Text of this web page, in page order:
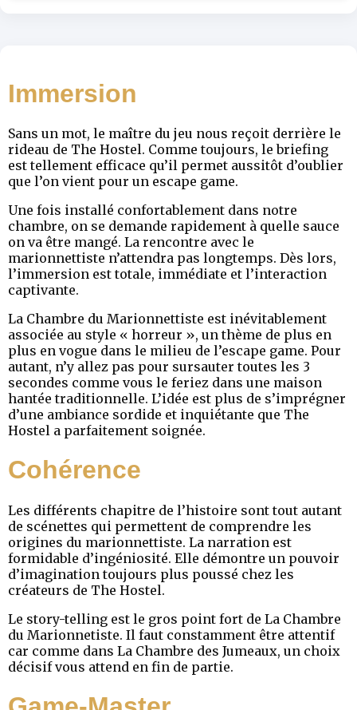
Immersion
Sans un mot, le maître du jeu nous reçoit derrière le
rideau de The Hostel. Comme toujours, le briefing
est tellement efficace qu’il permet aussitôt d’oublier
que l’on vient pour un escape game.
Une fois installé confortablement dans notre
chambre, on se demande rapidement à quelle sauce
on va être mangé. La rencontre avec le
marionnettiste n’attendra pas longtemps. Dès lors,
l’immersion est totale, immédiate et l’interaction
captivante.
La Chambre du Marionnettiste est inévitablement
associée au style « horreur », un thème de plus en
plus en vogue dans le milieu de l’escape game. Pour
autant, n’y allez pas pour sursauter toutes les 3
secondes comme vous le feriez dans une maison
hantée traditionnelle. L’idée est plus de s’imprégner
d’une ambiance sordide et inquiétante que The
Hostel a parfaitement soignée.
Cohérence
Les différents chapitre de l’histoire sont tout autant
de scénettes qui permettent de comprendre les
origines du marionnettiste. La narration est
formidable d’ingéniosité. Elle démontre un pouvoir
d’imagination toujours plus poussé chez les
créateurs de The Hostel.
Le story-telling est le gros point fort de La Chambre
du Marionnetiste. Il faut constamment être attentif
car comme dans La Chambre des Jumeaux, un choix
décisif vous attend en fin de partie.